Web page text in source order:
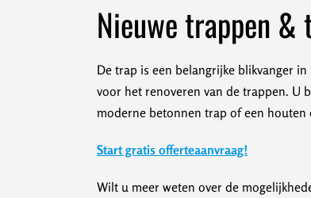
Nieuwe trappen
De trap is een belangrijke blikvanger
voor het renoveren van de trappen. U
moderne betonnen trap of een houten
Start gratis offerteaanvraag!
Wilt u meer weten over de